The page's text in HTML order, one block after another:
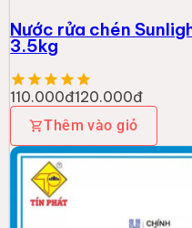
Nước rửa chén
3.5kg
110.000đ120.000đ
Thêm vào giỏ